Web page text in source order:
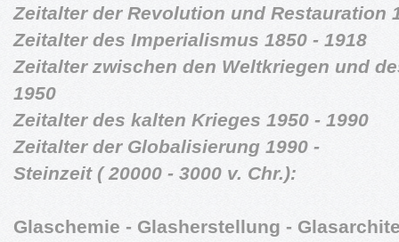
Zeitalter der Revolution und Restauration
Zeitalter des Imperialismus 1850 - 1918
Zeitalter zwischen den Weltkriegen und
1950
Zeitalter des kalten Krieges 1950 - 1990
Zeitalter der Globalisierung 1990 -
Steinzeit ( 20000 - 3000 v. Chr.):
Glaschemie - Glasherstellung -